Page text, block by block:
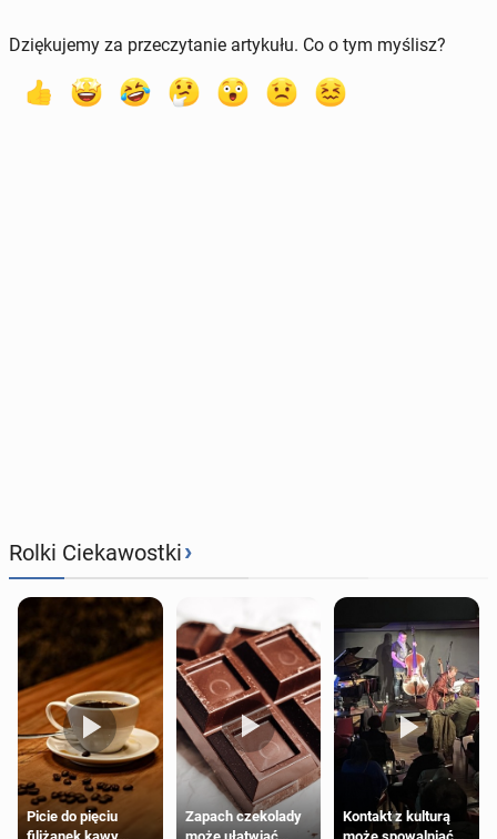
Dziękujemy za przeczytanie artykułu. Co o tym myślisz?
Rolki Ciekawostki›
Picie do pięciu
Zapach czekolady
Kontakt z kulturą